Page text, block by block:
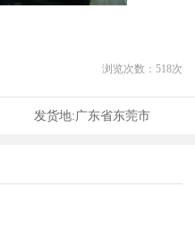
浏览次数： 518次
发货地:广东省东莞市